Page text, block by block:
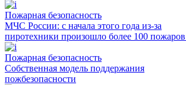
Пожарная безопасность
МЧС России: с начала этого года из-за
пиротехники произошло более 100 пожаров
Пожарная безопасность
Собственная модель поддержания
пожбезопасности